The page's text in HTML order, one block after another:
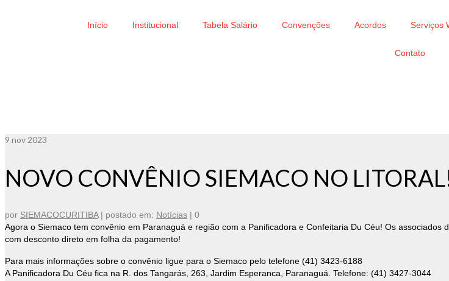
Início Institucional Tabela Salário Convenções Acordos Serviços
Contato
9 nov 2023
NOVO CONVÊNIO SIEMACO NO
por SIEMACOCURITIBA| postado em: Notícias | 0
Agora o Siemaco tem convênio em Paranaguá e região com a Panificadora e Confeitaria Du Céu! Os
com desconto direto em folha da pagamento!
Para mais informações sobre o convênio ligue para o Siemaco pelo telefone (41) 3423-6188
A Panificadora Du Céu fica na R. dos Tangarás, 263, Jardim Esperanca, Paranaguá. Telefone: (41) 3427-3044